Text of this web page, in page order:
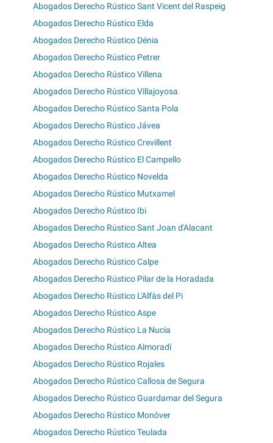
Abogados Derecho Rústico Sant Vicent del Raspeig
Abogados Derecho Rústico Elda
Abogados Derecho Rústico Dénia
Abogados Derecho Rústico Petrer
Abogados Derecho Rústico Villena
Abogados Derecho Rústico Villajoyosa
Abogados Derecho Rústico Santa Pola
Abogados Derecho Rústico Jávea
Abogados Derecho Rústico Crevillent
Abogados Derecho Rústico El Campello
Abogados Derecho Rústico Novelda
Abogados Derecho Rústico Mutxamel
Abogados Derecho Rústico Ibi
Abogados Derecho Rústico Sant Joan d'Alacant
Abogados Derecho Rústico Altea
Abogados Derecho Rústico Calpe
Abogados Derecho Rústico Pilar de la Horadada
Abogados Derecho Rústico L'Alfàs del Pi
Abogados Derecho Rústico Aspe
Abogados Derecho Rústico La Nucía
Abogados Derecho Rústico Almoradí
Abogados Derecho Rústico Rojales
Abogados Derecho Rústico Callosa de Segura
Abogados Derecho Rústico Guardamar del Segura
Abogados Derecho Rústico Monòver
Abogados Derecho Rústico Teulada